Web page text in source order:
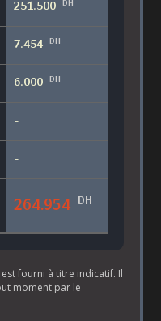
251.500
7.454 DH
6.000 DH
-
-
264.954 DH
fourni à titre indicatif. Il
moment par le